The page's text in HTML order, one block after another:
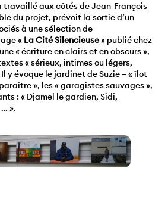
travaillé aux côtés de Jean-François
du projet, prévoit la sortie d’un
à une sélection de
« La Cité Silencieuse» publié chez
« écriture en clairs et en obscurs »,
« sérieux, intimes ou légers,
y évoque le jardinet de Suzie – « îlot
», les « garagistes sauvages »,
: « Djamel le gardien, Sidi,
».